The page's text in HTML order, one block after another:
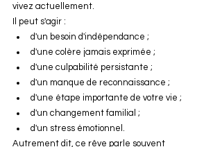
vivez actuellement.
Il peut s'agir :
d'un besoin d'indépendance ;
d'une colère jamais exprimée ;
d'une culpabilité persistante ;
d'un manque de reconnaissance ;
d'une étape importante de votre vie ;
d'un changement familial ;
d'un stress émotionnel.
Autrement dit, ce rêve parle souvent